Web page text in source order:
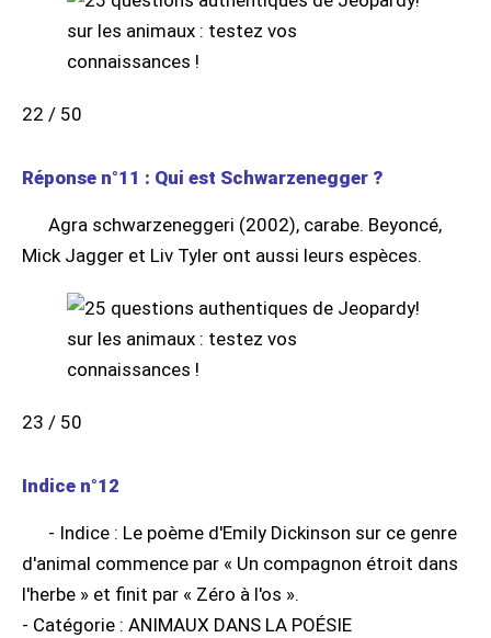
22 / 50
Réponse n°11 : Qui est Schwarzenegger ?
Agra schwarzeneggeri (2002), carabe. Beyoncé,
Mick Jagger et Liv Tyler ont aussi leurs espèces.
23 / 50
Indice n°12
- Indice : Le poème d'Emily Dickinson sur ce genre
d'animal commence par « Un compagnon étroit dans
l'herbe » et finit par « Zéro à l'os ».
- Catégorie : ANIMAUX DANS LA POÉSIE